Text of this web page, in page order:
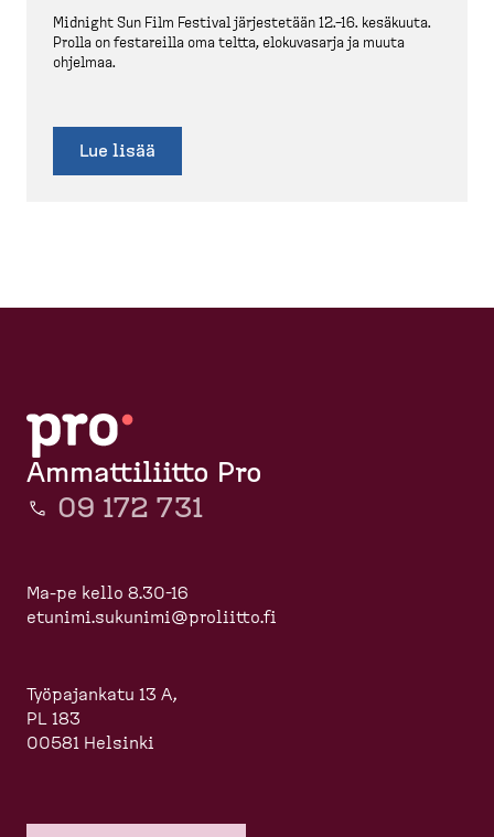
Midnight Sun Film Festival järjes­tetään 12.–16. kesäkuuta.
Prolla on festareilla oma teltta, elokuvasarja ja muuta
ohjelmaa.
Lue lisää
Ammattiliitto Pro
09 172 731
Ma-pe kello 8.30-16
etunimi.sukunimi@proliitto.fi
Työpajankatu 13 A,
PL 183
00581 Helsinki